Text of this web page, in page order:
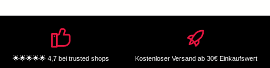
🌟🌟🌟🌟🌟 4,7 bei trusted shops Kostenloser Versand ab 30€ Einkaufswert